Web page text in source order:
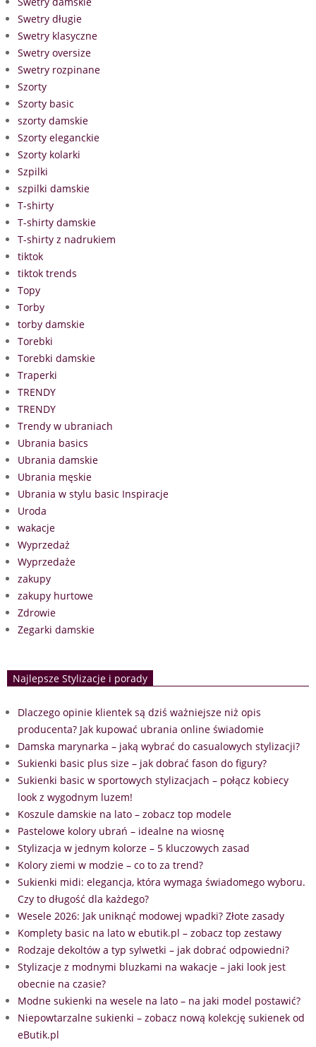
Swetry długie
Swetry klasyczne
Swetry oversize
Swetry rozpinane
Szorty
Szorty basic
szorty damskie
Szorty eleganckie
Szorty kolarki
Szpilki
szpilki damskie
T-shirty
T-shirty damskie
T-shirty z nadrukiem
tiktok
tiktok trends
Topy
Torby
torby damskie
Torebki
Torebki damskie
Traperki
TRENDY
TRENDY
Trendy w ubraniach
Ubrania basics
Ubrania damskie
Ubrania męskie
Ubrania w stylu basic Inspiracje
Uroda
wakacje
Wyprzedaż
Wyprzedaże
zakupy
zakupy hurtowe
Zdrowie
Zegarki damskie
Najlepsze Stylizacje i porady
Dlaczego opinie klientek są dziś ważniejsze niż opis
producenta? Jak kupować ubrania online świadomie
Damska marynarka – jaką wybrać do casualowych stylizacji?
Sukienki basic plus size – jak dobrać fason do figury?
Sukienki basic w sportowych stylizacjach – połącz kobiecy
look z wygodnym luzem!
Koszule damskie na lato – zobacz top modele
Pastelowe kolory ubrań – idealne na wiosnę
Stylizacja w jednym kolorze – 5 kluczowych zasad
Kolory ziemi w modzie – co to za trend?
Sukienki midi: elegancja, która wymaga świadomego wyboru.
Czy to długość dla każdego?
Wesele 2026: Jak uniknąć modowej wpadki? Złote zasady
Komplety basic na lato w ebutik.pl – zobacz top zestawy
Rodzaje dekoltów a typ sylwetki – jak dobrać odpowiedni?
Stylizacje z modnymi bluzkami na wakacje – jaki look jest
obecnie na czasie?
Modne sukienki na wesele na lato – na jaki model postawić?
Niepowtarzalne sukienki – zobacz nową kolekcję sukienek od
eButik.pl